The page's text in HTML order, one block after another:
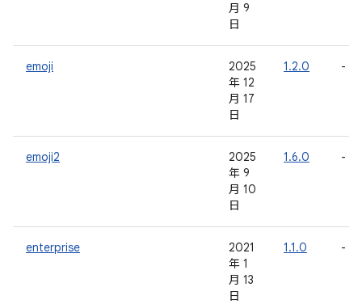
月 9
日
emoji
2025
年 12
月 17
日
1.2.0 -
emoji2
2025
年 9
月 10
日
1.6.0 -
enterprise
2021
年 1
月 13
日
1.1.0 -